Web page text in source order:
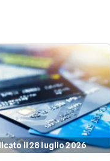
il 28 luglio 2026